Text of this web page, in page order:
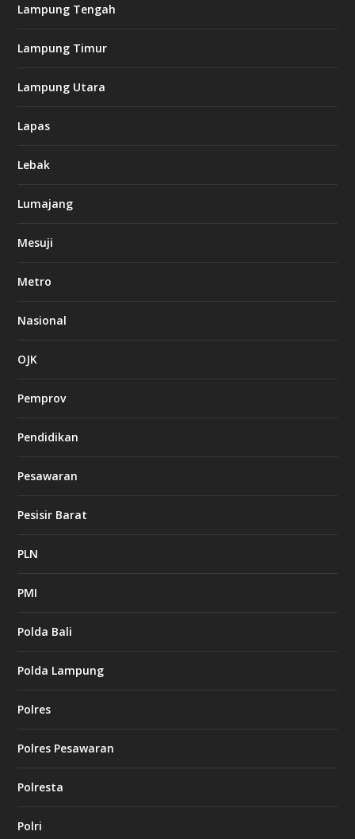
Lampung Tengah
Lampung Timur
Lampung Utara
Lapas
Lebak
Lumajang
Mesuji
Metro
Nasional
OJK
Pemprov
Pendidikan
Pesawaran
Pesisir Barat
PLN
PMI
Polda Bali
Polda Lampung
Polres
Polres Pesawaran
Polresta
Polri